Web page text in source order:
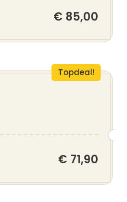
€ 85,00
Topdeal!
€ 71,90